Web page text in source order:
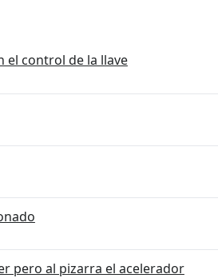
el control de la llave
pero al pizarra el acelerador